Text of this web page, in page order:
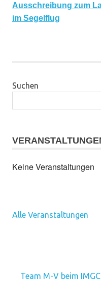
Ausschreibung zum
im Segelflug
Suchen
Keine Veranstaltungen
Alle Veranstaltungen
Team M-V beim IMGC